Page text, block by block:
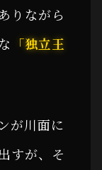
りながら
「独立王
が川面に
すが、そ